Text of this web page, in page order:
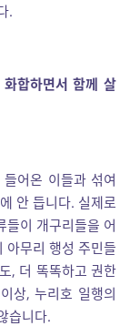
.
합하면서 함께 살
어온 이들과 섞여
안 듭니다. 실제로
들이 개구리들을 어
아무리 행성 주민들
, 더 똑똑하고 권한
상, 누리호 일행의
습니다.